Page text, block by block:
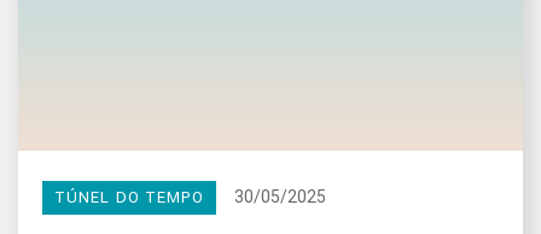
TÚNEL DO TEMPO 30/05/2025